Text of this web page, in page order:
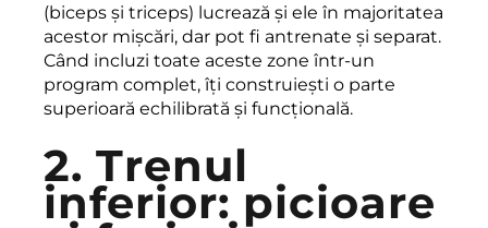
(biceps și triceps) lucrează și ele în majoritatea
acestor mișcări, dar pot fi antrenate și separat.
Când incluzi toate aceste zone într-un
program complet, îți construiești o parte
superioară echilibrată și funcțională.
2. Trenul
inferior: picioare